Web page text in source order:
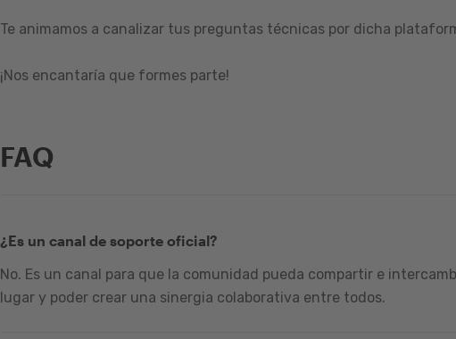
Te animamos a canalizar tus preguntas técnicas por dicha
¡Nos encantaría que formes parte!
FAQ
¿Es un canal de soporte oficial?
No. Es un canal para que la comunidad pueda compartir e
lugar y poder crear una sinergia colaborativa entre todos.